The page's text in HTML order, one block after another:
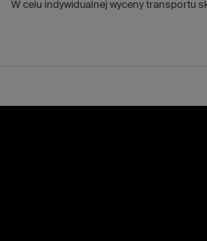
W celu indywidualnej wyceny transportu